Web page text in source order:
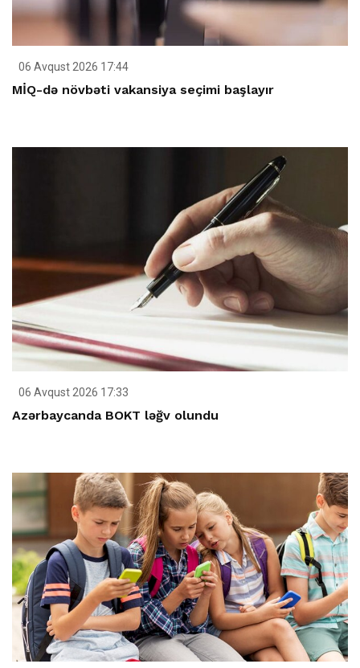
06 Avqust 2026 17:44
MİQ-də növbəti vakansiya seçimi başlayır
06 Avqust 2026 17:33
Azərbaycanda BOKT ləğv olundu